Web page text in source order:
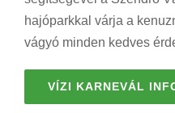
hajóparkkal várja a
vágyó minden kedves
VÍZI KARNEVÁL